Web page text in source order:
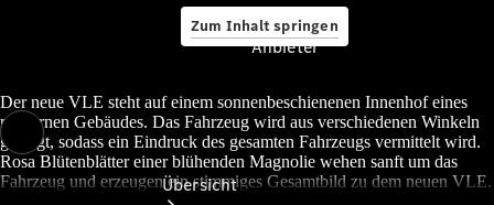
Zum Inhalt springen
Anbieter
Übersicht
Anbieter
Der neue VLE steht auf einem sonnenbeschienenen Innenhof eines
modernen Gebäudes. Das Fahrzeug wird aus verschiedenen Winkeln
gezeigt, sodass ein Eindruck des gesamten Fahrzeugs vermittelt wird.
Rosa Blütenblätter einer blühenden Magnolie wehen sanft um das
Fahrzeug und erzeugen ein stimmiges Gesamtbild zu dem neuen VLE.